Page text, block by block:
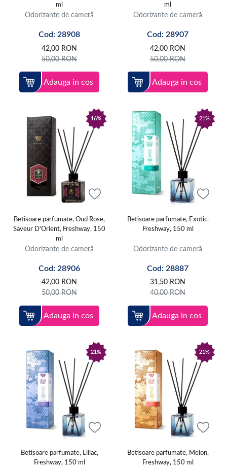
ml
Odorizante de cameră
Cod: 28908
42,00 RON
50,00RON
Adauga in cos
ml
Odorizante de cameră
Cod: 28907
42,00 RON
50,00RON
Adauga in cos
16%
Betisoare parfumate, Oud Rose,
Saveur D'Orient, Freshway, 150
ml
Odorizante de cameră
Cod: 28906
42,00 RON
50,00RON
Adauga in cos
21%
Betisoare parfumate, Exotic,
Freshway, 150 ml
Odorizante de cameră
Cod: 28887
31,50 RON
40,00RON
Adauga in cos
21%
Betisoare parfumate, Liliac,
Freshway, 150 ml
21%
Betisoare parfumate, Melon,
Freshway, 150 ml